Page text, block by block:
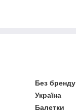
Без бренду
Україна
Балетки